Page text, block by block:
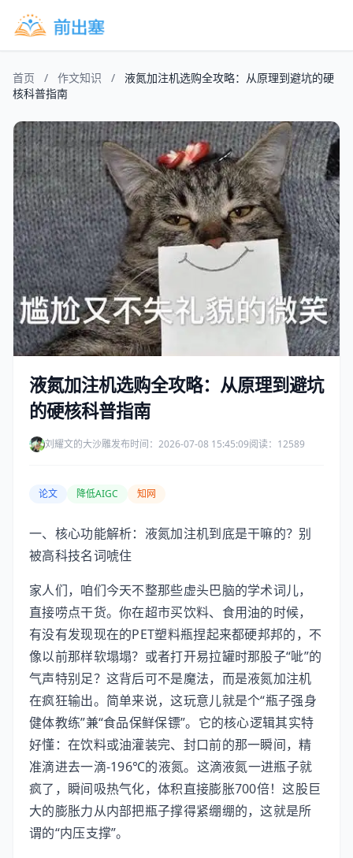
首页 / 作文知识 /
液氮加注机选购全攻略：从原理到避坑的硬
核科普指南
液氮加注机选购全攻略：从原理到避坑
的硬核科普指南
刘耀文的大沙雕发布时间：2026-07-08 15:45:09阅读：12589
论文 降低AIGC 知网
一、核心功能解析：液氮加注机到底是干嘛的？别
被高科技名词唬住
家人们，咱们今天不整那些虚头巴脑的学术词儿，
直接唠点干货。你在超市买饮料、食用油的时候，
有没有发现现在的PET塑料瓶捏起来都硬邦邦的，不
像以前那样软塌塌？或者打开易拉罐时那股子“呲”的
气声特别足？这背后可不是魔法，而是液氮加注机
在疯狂输出。简单来说，这玩意儿就是个“瓶子强身
健体教练”兼“食品保鲜保镖”。它的核心逻辑其实特
好懂：在饮料或油灌装完、封口前的那一瞬间，精
准滴进去一滴-196℃的液氮。这滴液氮一进瓶子就
疯了，瞬间吸热气化，体积直接膨胀700倍！这股巨
大的膨胀力从内部把瓶子撑得紧绷绷的，这就是所
谓的“内压支撑”。